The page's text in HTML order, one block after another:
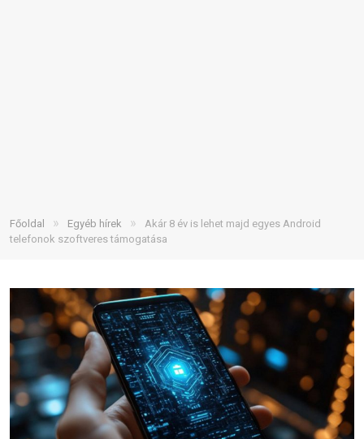
Főoldal » Egyéb hírek »
Akár 8 év is lehet majd egyes Android
telefonok szoftveres támogatása